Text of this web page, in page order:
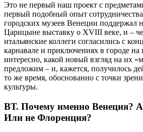
Это не первый наш проект с
первый подобный опыт
городских музеев Венеции поддержал
Царицыне выставку о XVIII веке, и –
итальянские коллеги согласились с
карнавале и приключениях в городе
интересно, какой новый взгляд на их
предложим – и, кажется, получилось
то же время, обоснованно с точки
культуры.
ВТ. Почему именно Венеция?
Или не Флоренция?